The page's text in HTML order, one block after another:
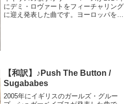
にデミ・ロヴァートをフィーチャリング
に迎え発表した曲です。ヨーロッパを中
【和訳】♪Push The Button /
Sugababes
2005年にイギリスのガールズ・グルー